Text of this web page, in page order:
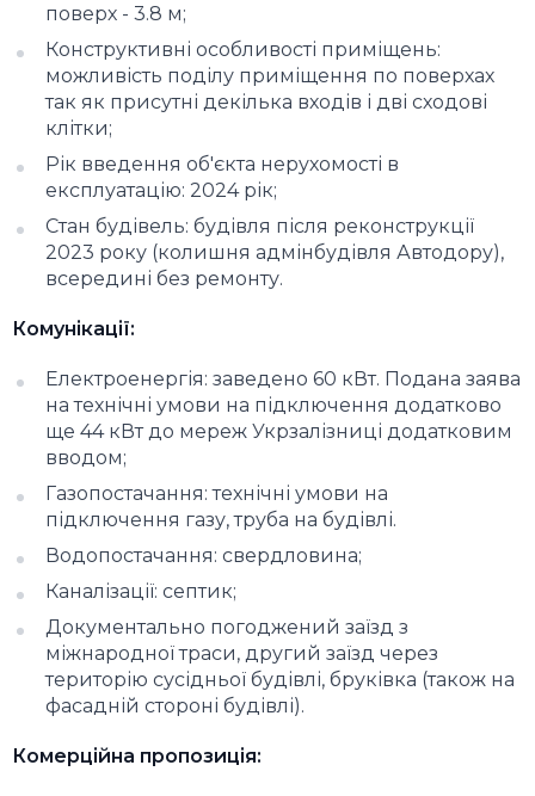
поверх - 3.8 м;
Конструктивні особливості приміщень:
можливість поділу приміщення по поверхах
так як присутні декілька входів і дві сходові
клітки;
Рік введення об'єкта нерухомості в
експлуатацію: 2024 рік;
Стан будівель: будівля після реконструкції
2023 року (колишня адмінбудівля Автодору),
всередині без ремонту.
Комунікації:
Електроенергія: заведено 60 кВт. Подана заява
на технічні умови на підключення додатково
ще 44 кВт до мереж Укрзалізниці додатковим
вводом;
Газопостачання: технічні умови на
підключення газу, труба на будівлі.
Водопостачання: свердловина;
Каналізації: септик;
Документально погоджений заїзд з
міжнародної траси, другий заїзд через
територію сусідньої будівлі, бруківка (також на
фасадній стороні будівлі).
Комерційна пропозиція: